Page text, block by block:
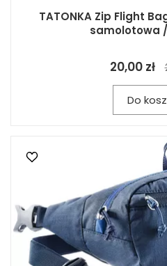
TATONKA Zip Flight
samolotowa
20,00 zł
Do